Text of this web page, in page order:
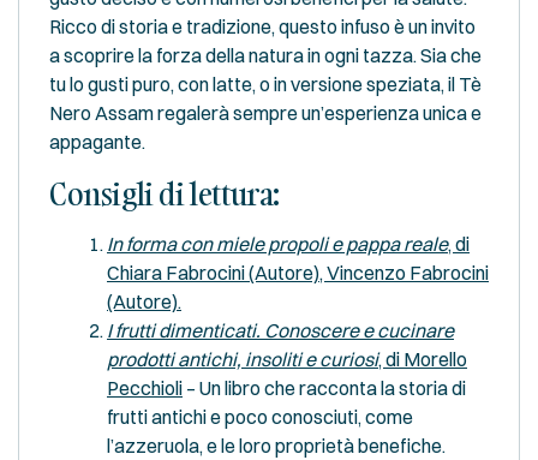
Ricco di storia e tradizione, questo infuso è un invito
a scoprire la forza della natura in ogni tazza. Sia che
tu lo gusti puro, con latte, o in versione speziata, il Tè
Nero Assam regalerà sempre un’esperienza unica e
appagante.
Consigli di lettura:
In forma con miele propoli e pappa reale, di
Chiara Fabrocini (Autore), Vincenzo Fabrocini
(Autore).
I frutti dimenticati. Conoscere e cucinare
prodotti antichi, insoliti e curiosi, di Morello
Pecchioli – Un libro che racconta la storia di
frutti antichi e poco conosciuti, come
l’azzeruola, e le loro proprietà benefiche.